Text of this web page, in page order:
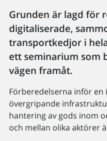
Grunden är lagd för
digitaliserade,
transportkedjor i
ett seminarium som
vägen framåt.
Förberedelserna inför
övergripande
hantering av gods inom
och mellan olika aktörer